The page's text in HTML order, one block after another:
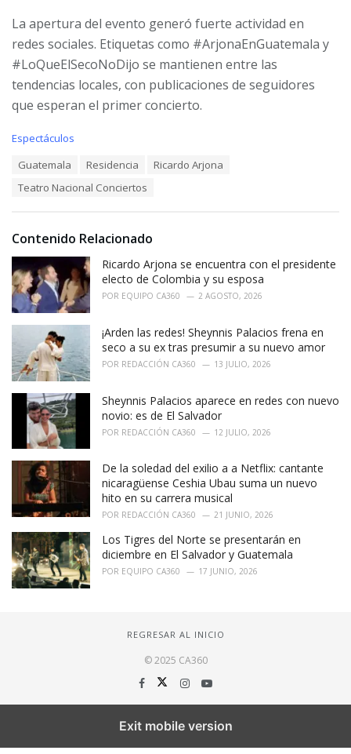
La apertura del evento generó fuerte actividad en
redes sociales. Etiquetas como #ArjonaEnGuatemala y
#LoQueElSecoNoDijo se mantienen entre las
tendencias locales, con publicaciones de seguidores
que esperan el primer concierto.
C
i
:
Espectáculos
Guatemala Residencia
Ricardo Arjona
Teatro Nacional Conciertos
Contenido Relacionado
Ricardo Arjona se encuentra con el presidente
electo de Colombia y su esposa
POR EQUIPO CA360 2 AGOSTO, 2026
¡Arden las redes! Sheynnis Palacios frena en
seco a su ex tras presumir a su nuevo amor
POR REDACCIÓN CA360 13 JULIO, 2026
Sheynnis Palacios aparece en redes con nuevo
novio: es de El Salvador
POR REDACCIÓN CA360 12 JULIO, 2026
De la soledad del exilio a a Netflix: cantante
nicaragüense Ceshia Ubau suma un nuevo
hito en su carrera musical
POR REDACCIÓN CA360 21 JUNIO, 2026
Los Tigres del Norte se presentarán en
diciembre en El Salvador y Guatemala
POR EQUIPO CA360 17 JUNIO, 2026
REGRESAR AL INICIO
© 2025 CA360
Exit mobile version